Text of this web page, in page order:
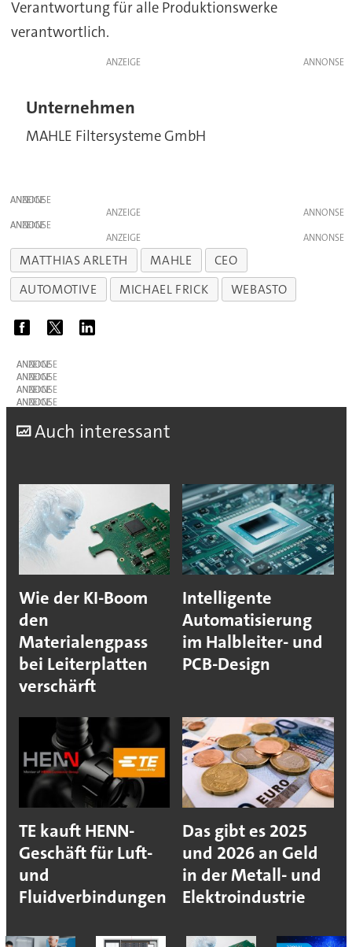
Verantwortung für alle Produktionswerke
verantwortlich.
ANZEIGE
Unternehmen
MAHLE Filtersysteme GmbH
ANZEIGE
ANZEIGE
ANZEIGE
ANZEIGE
MATTHIAS ARLETH MAHLE
CEO
AUTOMOTIVE
MICHAEL FRICK WEBASTO
ANZEIGE
ANZEIGE
ANZEIGE
ANZEIGE
Auch interessant
Wie der KI-Boom
den
Materialengpass
bei Leiterplatten
verschärft
Intelligente
Automatisierung
im Halbleiter- und
PCB-Design
TE kauft HENN-
Geschäft für Luft-
und
Fluidverbindungen
Das gibt es 2025
und 2026 an Geld
in der Metall- und
Elektroindustrie